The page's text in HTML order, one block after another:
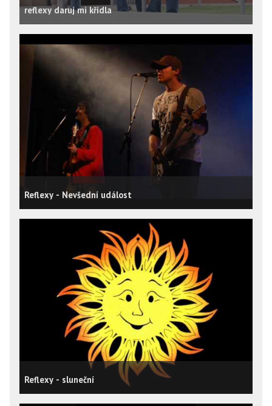
reflexy daruj mi křídla
Reflexy - Nevšední událost
Reflexy - sluneční